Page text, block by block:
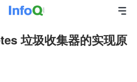
垃圾收集器的实现原